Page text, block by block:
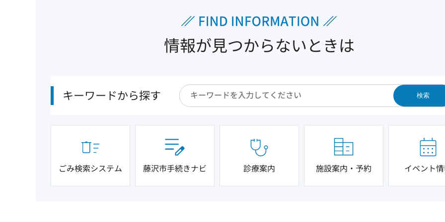
情報が見つからないときは
キーワードから探す 検索
ごみ検索システム 藤沢市手続きナビ 診療案内 施設案内・予約 イベント